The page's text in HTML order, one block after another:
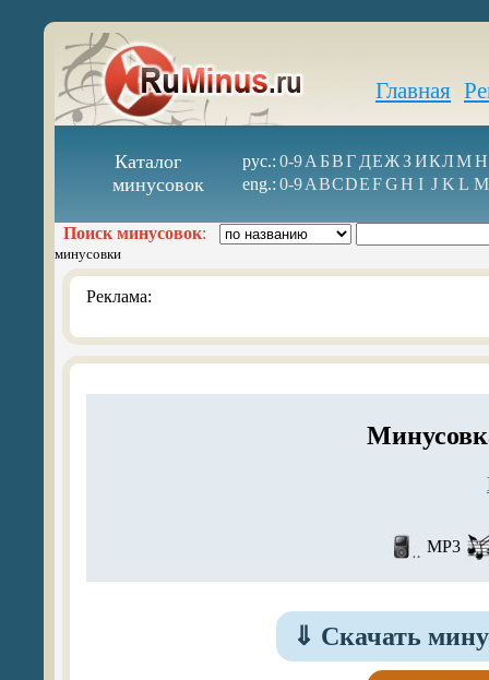
Главная
Каталог
минусовок
рус.: 0-9А БВГ ДЕЖ З ИКЛМН
eng.: 0-9ABCDEFGH I J K L M
Поиск минусовок:
минусовки
Реклама:
MP3
⇓ Скачать